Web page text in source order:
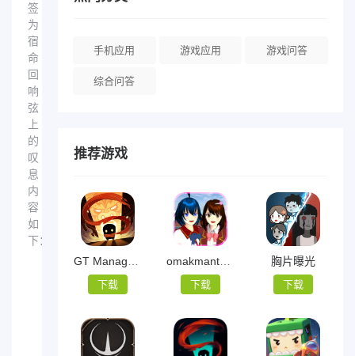
签
为
宿
命
回
响
弦
上
的
叹
息
内
容
如
下：
手机应用 游戏应用 游戏问答
综合问答
推荐游戏
下载
omakmanta tom haya
下载
胸片曝光
下载